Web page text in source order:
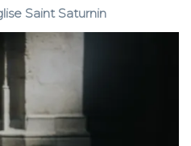
Saint Saturnin